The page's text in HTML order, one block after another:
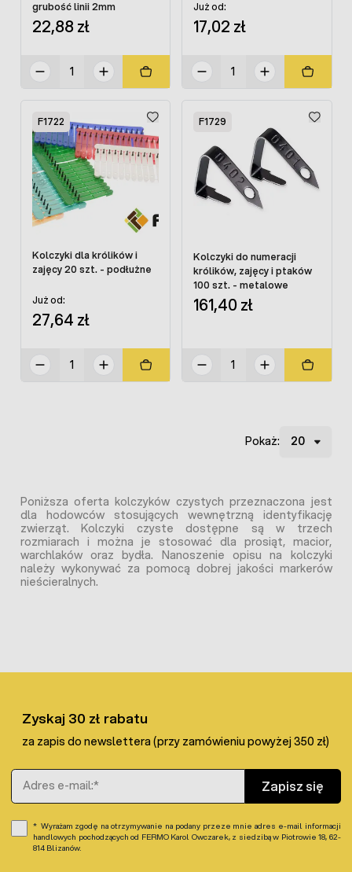
grubość linii 2mm
22,88 zł
Już od:
17,02 zł
F1722
Kolczyki dla królików i
zajęcy 20 szt. - podłużne
Już od:
27,64 zł
F1729
Kolczyki do numeracji
królików, zajęcy i ptaków
100 szt. - metalowe
161,40 zł
Pokaż:
Poniższa oferta kolczyków czystych przeznaczona jest
dla hodowców stosujących wewnętrzną identyfikację
zwierząt. Kolczyki czyste dostępne są w trzech
rozmiarach i można je stosować dla prosiąt, macior,
warchlaków oraz bydła. Nanoszenie opisu na kolczyki
należy wykonywać za pomocą dobrej jakości markerów
nieścieralnych.
Zyskaj 30 zł rabatu
za zapis do newslettera (przy zamówieniu powyżej 350 zł)
Adres e-mail
Zapisz się
Wyrażam zgodę na otrzymywanie na podany przeze mnie adres e-mail informacji
handlowych pochodzących od FERMO Karol Owczarek, z siedzibą w Piotrowie 18, 62-
814 Blizanów.